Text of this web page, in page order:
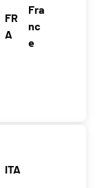
FR
A
Fra
nc
e
ITA